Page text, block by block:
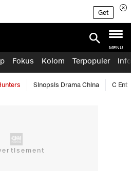
Get
MENU
Fokus Kolom Terpopuler
Sinopsis Drama China C Ent